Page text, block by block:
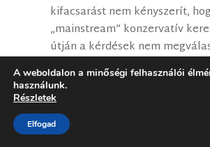
kifacsarást nem kényszerít,
„mainstream” konzervatív
útján a kérdések nem
bele merünk pillantani
apokrif könyvekbe (pl.Énok,
melyeket bizonyíthatóan Jézus
„ihletett” és korában „szent
módon, és maga az ó és új
A weboldalon a minőségi felhasználói
használunk.
Részletek
Elfogad